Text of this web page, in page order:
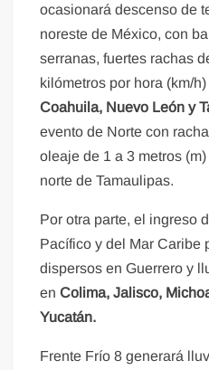
ocasionará descenso de
noreste de México, con
serranas, fuertes rachas
kilómetros por hora (km/
Coahuila, Nuevo León y
evento de Norte con
oleaje de 1 a 3 metros
norte de Tamaulipas.
Por otra parte, el ingreso
Pacífico y del Mar Caribe
dispersos en Guerrero y
enColima, Jalisco,
Yucatán.
Frente Frío 8 generará